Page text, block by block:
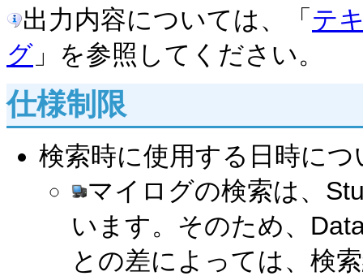
出力内容については、「 テ
グ 」を参照してください。
仕様制限
検索時に使用する日時につ
マイログの検索は、
います。そのため、
との差によっては、検